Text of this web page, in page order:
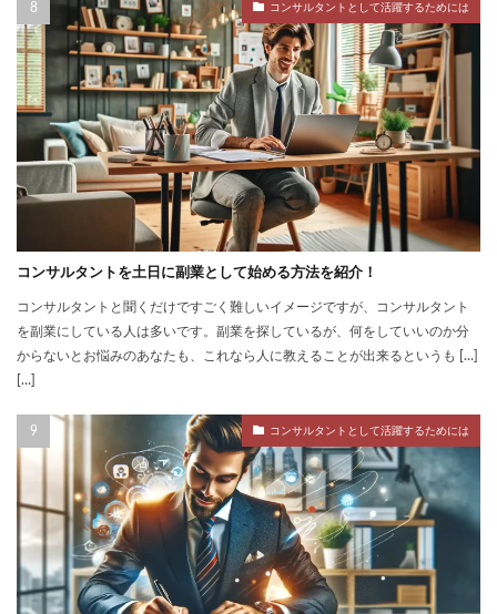
コンサルタントとして活躍するためには
コンサルタントを土日に副業として始める方法を紹介！
コンサルタントと聞くだけですごく難しいイメージですが、コンサルタント
を副業にしている人は多いです。副業を探しているが、何をしていいのか分
からないとお悩みのあなたも、これなら人に教えることが出来るというも […]
[…]
コンサルタントとして活躍するためには